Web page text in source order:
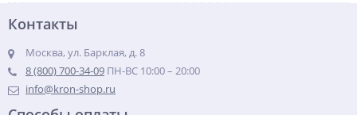
Контакты
Москва, ул. Барклая, д. 8
8 (800) 700-34-09 ПН-ВС 10:00 – 20:00
info@kron-shop.ru